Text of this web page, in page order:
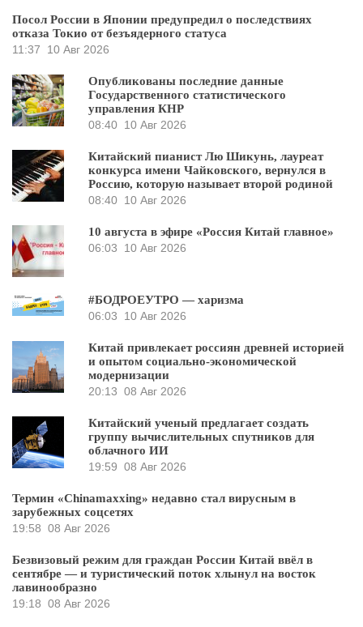
Посол России в Японии предупредил о последствиях
отказа Токио от безъядерного статуса
11:37
10 Авг 2026
Опубликованы последние данные
Государственного статистического
управления КНР
08:40 10 Авг 2026
Китайский пианист Лю Шикунь, лауреат
конкурса имени Чайковского, вернулся в
Россию, которую называет второй родиной
08:40 10 Авг 2026
10 августа в эфире «Россия Китай главное»
06:03
10 Авг 2026
#БОДРОЕУТРО — харизма
06:03
10 Авг 2026
Китай привлекает россиян древней историей
и опытом социально-экономической
модернизации
20:13 08 Авг 2026
Китайский ученый предлагает создать
группу вычислительных спутников для
облачного ИИ
19:59 08 Авг 2026
Термин «Chinamaxxing» недавно стал вирусным в
зарубежных соцсетях
19:58 08 Авг 2026
Безвизовый режим для граждан России Китай ввёл в
сентябре — и туристический поток хлынул на восток
лавинообразно
19:18 08 Авг 2026